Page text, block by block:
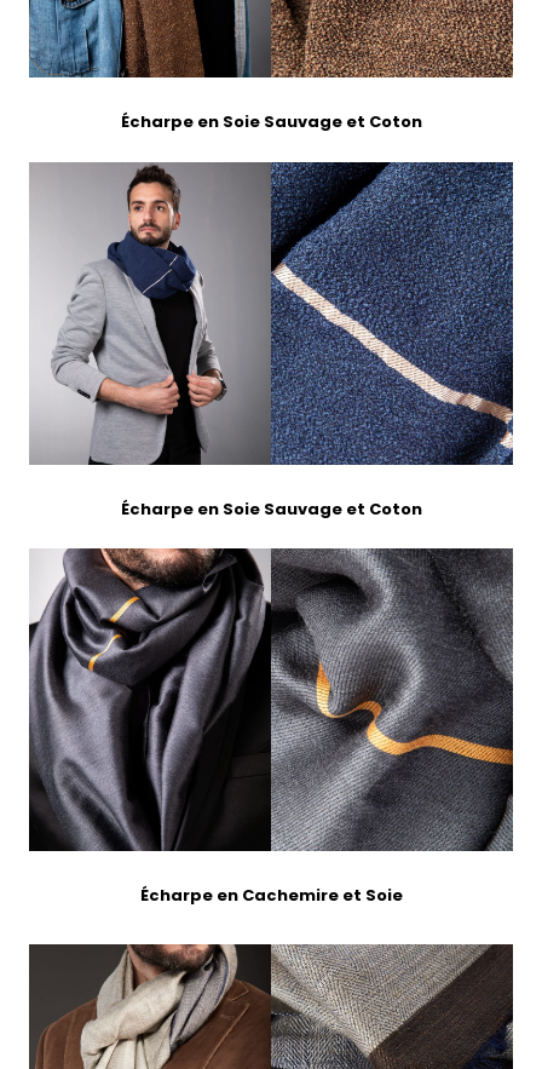
Écharpe en Soie Sauvage et Coton
Écharpe en Soie Sauvage et Coton
Écharpe en Cachemire et Soie